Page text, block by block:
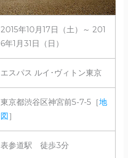
2015年10月17日（土）～ 201
6年1月31日（日）
エスパス ルイ･ヴィトン東京
東京都渋谷区神宮前5-7-5［地
図 ］
表参道駅 徒歩3分